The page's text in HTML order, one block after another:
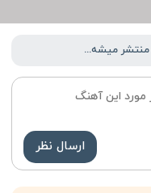
منتشر میشه...
ارسال نظر